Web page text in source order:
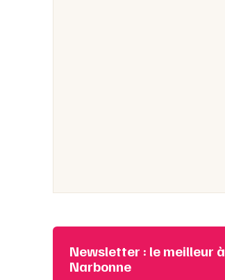
Newsletter : le meilleur à
Narbonne